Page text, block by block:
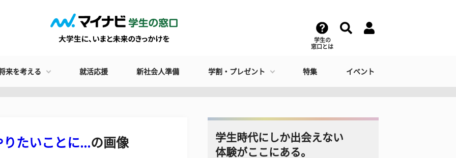
学生の
窓口とは
来を考える 就活応援 新社会人準備 学割・プレゼント 特集 イベント
たいことに...の画像
学生時代にしか出会えない
体験がここにある。